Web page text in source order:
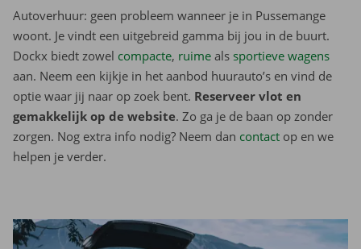
Autoverhuur: geen probleem wanneer je in Pussemange
woont. Je vindt een uitgebreid gamma bij jou in de buurt.
Dockx biedt zowel compacte, ruime als sportieve wagens
aan. Neem een kijkje in het aanbod huurauto’s en vind de
optie waar jij naar op zoek bent. Reserveer vlot en
gemakkelijk op de website. Zo ga je de baan op zonder
zorgen. Nog extra info nodig? Neem dan contact op en we
helpen je verder.